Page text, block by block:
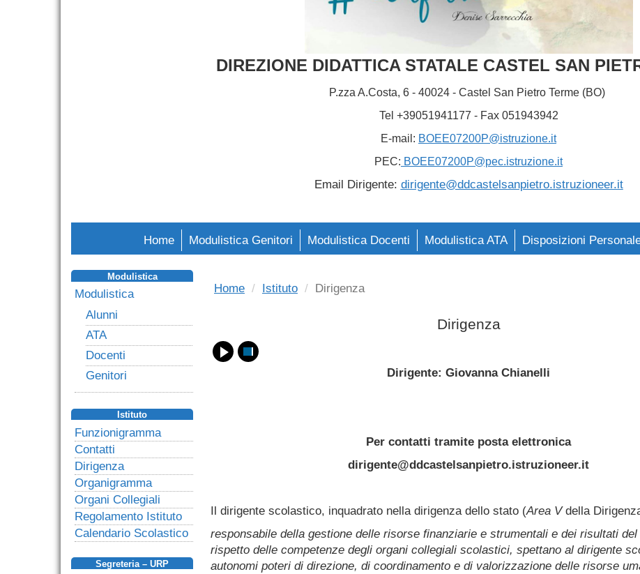
DIREZIONE DIDATTICA STATALE CASTEL SAN
P.zza A.Costa, 6 - 40024 - Castel San Pietro Terme (BO)
Tel +39051941177 - Fax 051943942
E-mail: BOEE07200P@istruzione.it
PEC: BOEE07200P@pec.istruzione.it
Email Dirigente: dirigente@ddcastelsanpietro.istruzioneer.it
Home Modulistica Genitori Modulistica Docenti Modulistica ATA Disposizioni
Modulistica
Modulistica
Alunni
ATA
Docenti
Genitori
Istituto
Funzionigramma
Contatti
Dirigenza
Organigramma
Organi Collegiali
Regolamento Istituto
Calendario Scolastico
Segreteria – URP
Home Istituto Dirigenza
Dirigenza
Dirigente: Giovanna Chianelli
Per contatti tramite posta elettronica
dirigente@ddcastelsanpietro.istruzioneer.it
Il dirigente scolastico, inquadrato nella dirigenza dello stato (Area Vdella
responsabile della gestione delle risorse finanziarie e strumentali e dei risultati
rispetto delle competenze degli organi collegiali scolastici, spettano al dirigente
autonomi poteri di direzione, di coordinamento e di valorizzazione delle risorse